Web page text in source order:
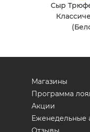
Сыр
Магазины
Программа
Акции
Еженедельные